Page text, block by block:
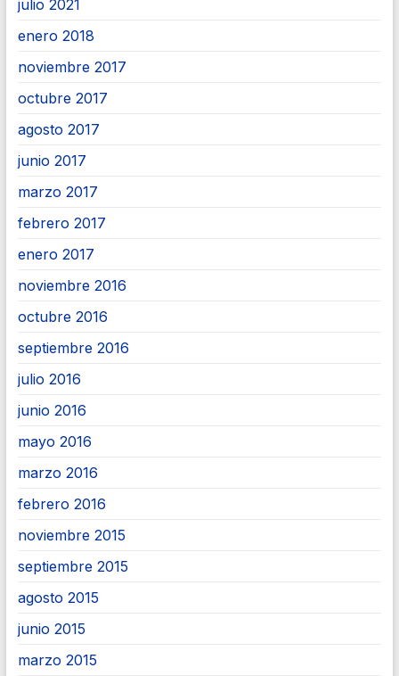
julio 2021
enero 2018
noviembre 2017
octubre 2017
agosto 2017
junio 2017
marzo 2017
febrero 2017
enero 2017
noviembre 2016
octubre 2016
septiembre 2016
julio 2016
junio 2016
mayo 2016
marzo 2016
febrero 2016
noviembre 2015
septiembre 2015
agosto 2015
junio 2015
marzo 2015